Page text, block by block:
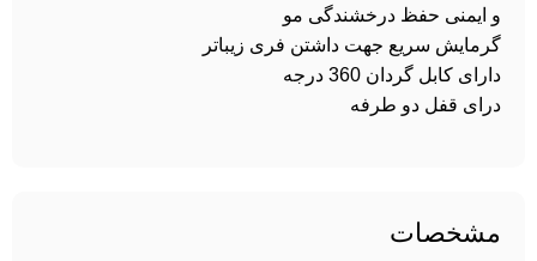
و ایمنی حفظ درخشندگی مو
گرمایش سریع جهت داشتن فری زیباتر
دارای کابل گردان 360 درجه
درای قفل دو طرفه
مشخصات